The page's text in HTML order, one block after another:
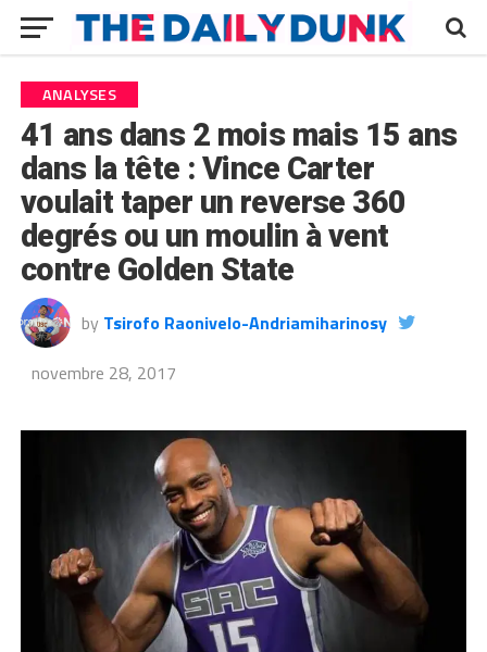
ANALYSES
41 ans dans 2 mois mais 15 ans
dans la tête : Vince Carter
voulait taper un reverse 360
degrés ou un moulin à vent
contre Golden State
by Tsirofo Raonivelo-Andriamiharinosy
novembre 28, 2017